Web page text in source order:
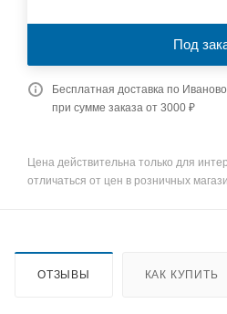
Под
Бесплатная доставка по Иваново
при сумме заказа от 3000 ₽
Цена действительна только для
отличаться от цен в розничных
ОТЗЫВЫ КАК КУПИТЬ